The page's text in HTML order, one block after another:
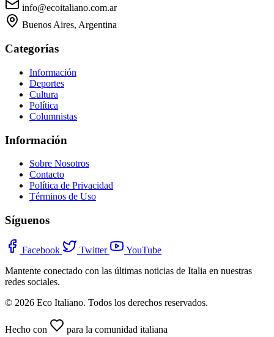
info@ecoitaliano.com.ar
Buenos Aires, Argentina
Categorías
Información
Deportes
Cultura
Política
Columnistas
Información
Sobre Nosotros
Contacto
Política de Privacidad
Términos de Uso
Síguenos
Facebook Twitter
YouTube
Mantente conectado con las últimas noticias de Italia en nuestras
redes sociales.
© 2026 Eco Italiano. Todos los derechos reservados.
Hecho con para la comunidad italiana